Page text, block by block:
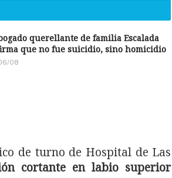
querellante de familia Escalada
que no fue suicidio, sino homicidio
08
de turno de Hospital de Las
cortante en labio superior